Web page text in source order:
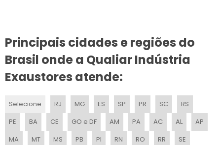
EXAUSTOR AXIAL INDUSTRIAL PREÇO
EXAUSTOR AXIAL COM TRANSMISSÃO
LOCAÇÃO DE EXAUSTOR AXIAL
Principais cidades e regiões do
Brasil onde a Qualiar Indústria
Exaustores atende:
Selecione RJ MG ES SP PR SC
RS
PE
BA CE GO e DF AM PA AC AL
AP
MA
MT MS PB PI RN RO RR
SE